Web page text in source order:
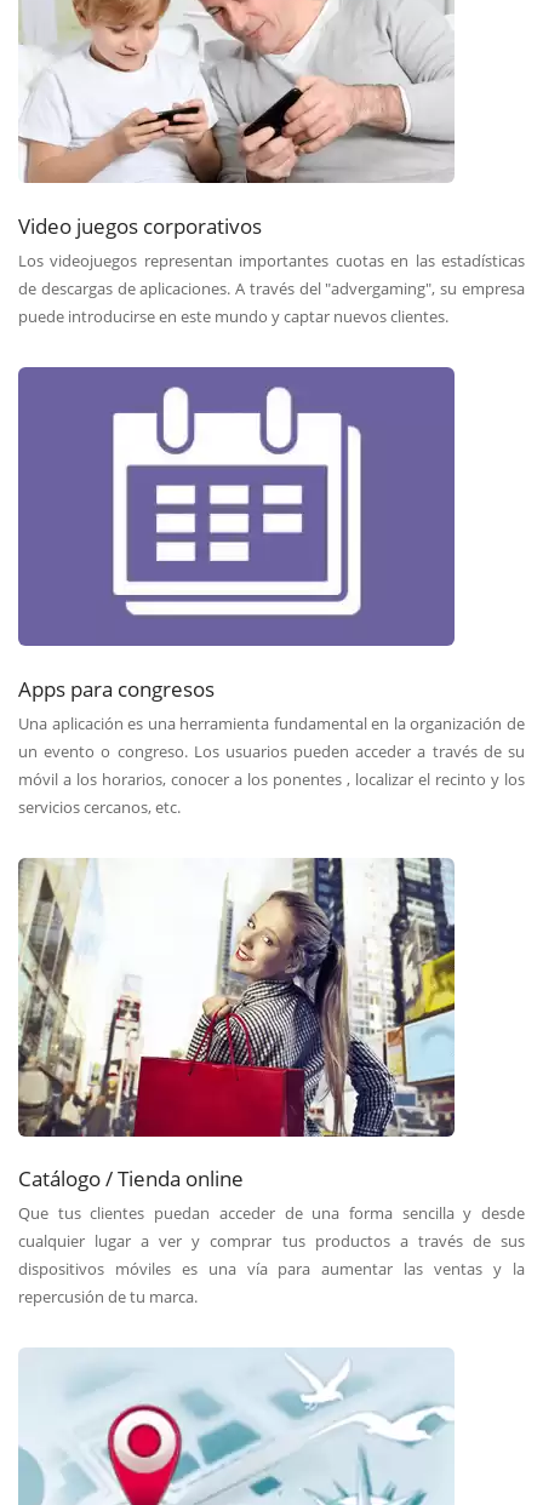
Video juegos corporativos
Los videojuegos representan importantes cuotas en las estadísticas
de descargas de aplicaciones. A través del "advergaming", su empresa
puede introducirse en este mundo y captar nuevos clientes.
Apps para congresos
Una aplicación es una herramienta fundamental en la organización de
un evento o congreso. Los usuarios pueden acceder a través de su
móvil a los horarios, conocer a los ponentes , localizar el recinto y los
servicios cercanos, etc.
Catálogo / Tienda online
Que tus clientes puedan acceder de una forma sencilla y desde
cualquier lugar a ver y comprar tus productos a través de sus
dispositivos móviles es una vía para aumentar las ventas y la
repercusión de tu marca.